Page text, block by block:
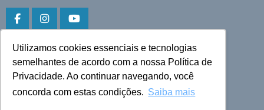
Utilizamos cookies essenciais e tecnologias
semelhantes de acordo com a nossa Política de
Privacidade. Ao continuar navegando, você
concorda com estas condições. Saiba mais
Faça download do aplicativo
Play Store e App Store